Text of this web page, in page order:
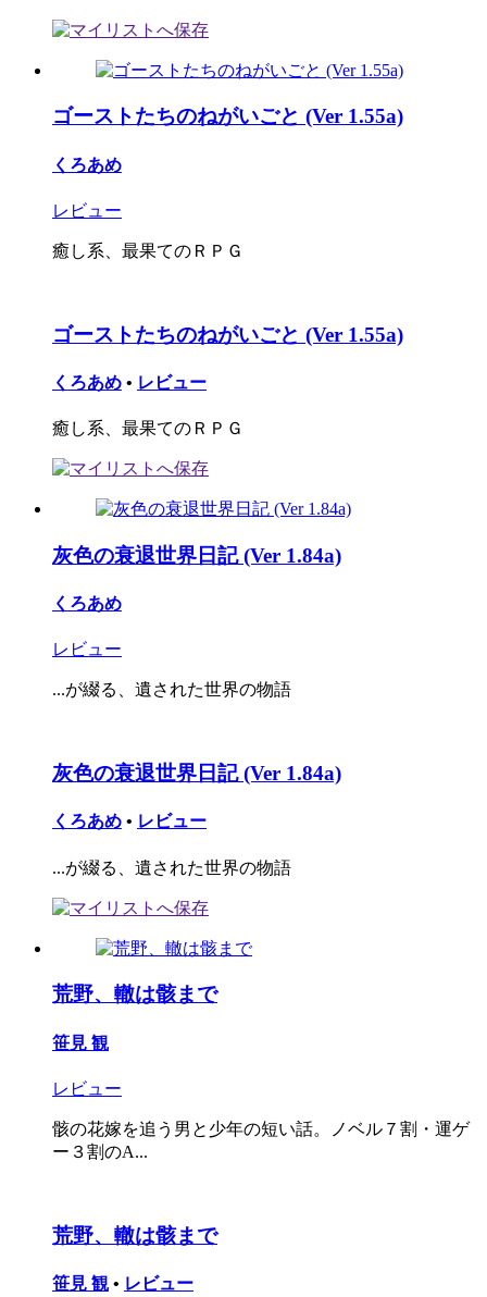
ゴーストたちのねがいごと (Ver 1.55a)
くろあめ
レビュー
癒し系、最果てのＲＰＧ
ゴーストたちのねがいごと (Ver 1.55a)
くろあめ • レビュー
癒し系、最果てのＲＰＧ
灰色の衰退世界日記 (Ver 1.84a)
くろあめ
レビュー
...が綴る、遺された世界の物語
灰色の衰退世界日記 (Ver 1.84a)
くろあめ • レビュー
...が綴る、遺された世界の物語
荒野、轍は骸まで
笹見 観
レビュー
骸の花嫁を追う男と少年の短い話。ノベル７割・運ゲ
ー３割のA...
荒野、轍は骸まで
笹見 観 • レビュー